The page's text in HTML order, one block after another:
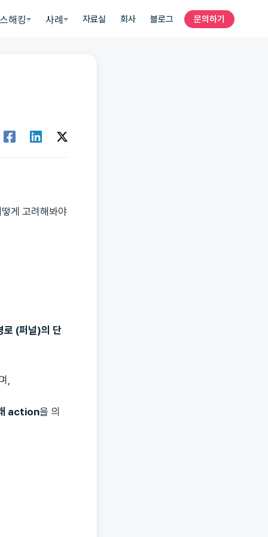
해킹 사례 자료실 회사 블로그 문의하기
게 고려해봐야
로 (퍼널)의 단
,
래 action을 의